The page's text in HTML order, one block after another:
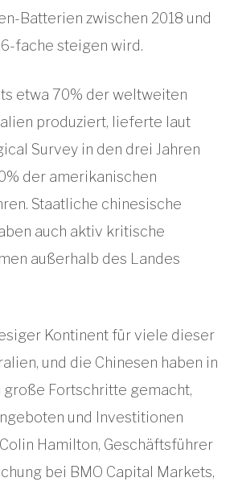
Batterien zwischen 2018 und
fache steigen wird.
etwa 70% der weltweiten
produziert, lieferte laut
Survey in den drei Jahren
der amerikanischen
Staatliche chinesische
auch aktiv kritische
außerhalb des Landes
Kontinent für viele dieser
und die Chinesen haben in
Fortschritte gemacht,
und Investitionen
Hamilton, Geschäftsführer
bei BMO Capital Markets,